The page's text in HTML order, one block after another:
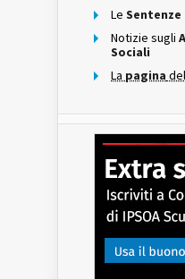
Le Sentenze
Notizie sugli
Sociali
La pagina